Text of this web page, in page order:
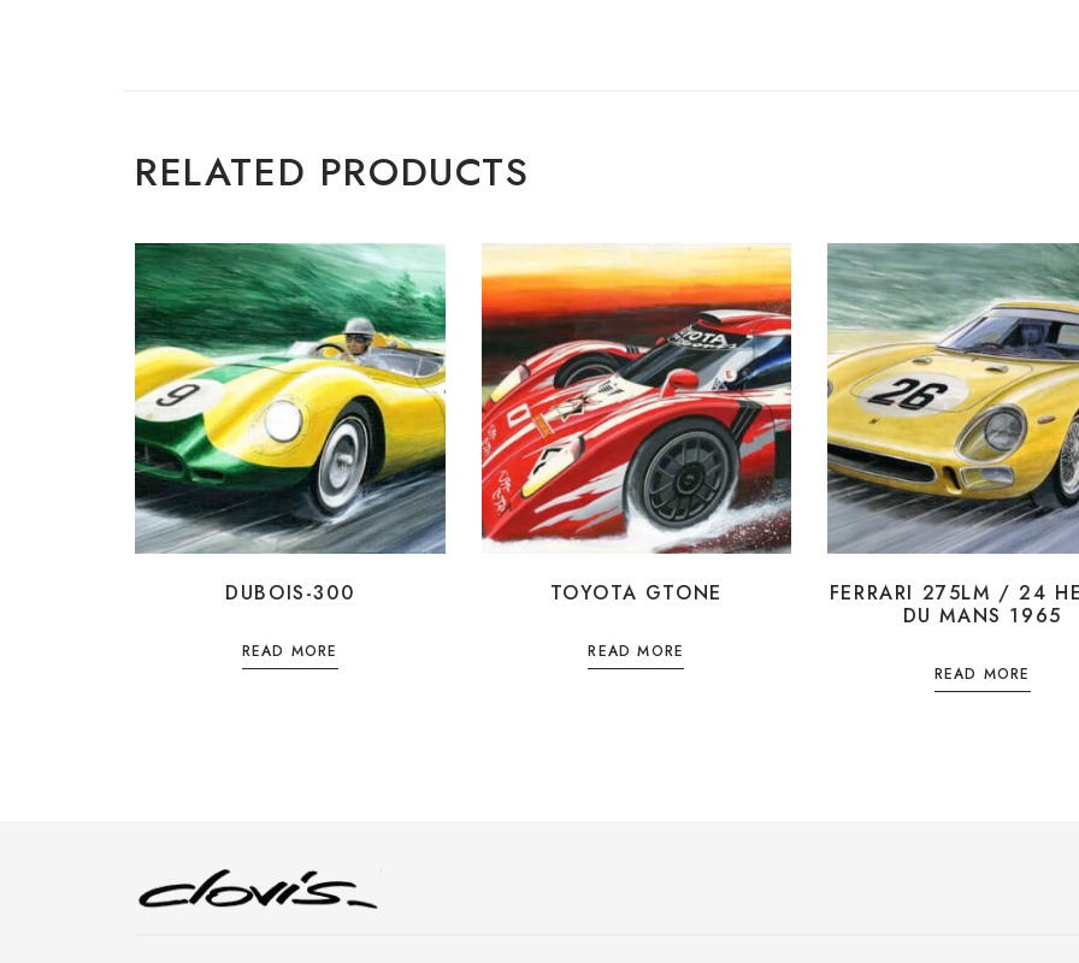
RELATED PRODUCTS
DUBOIS-300
READ MORE
TOYOTA GTONE
READ MORE
FERRARI 275LM / 24
DU MANS 1965
READ MORE